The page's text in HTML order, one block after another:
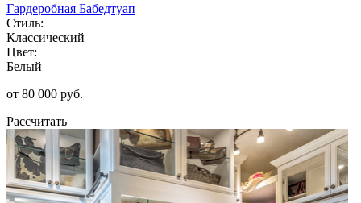
Гардеробная Бабедтуап
Стиль:
Классический
Цвет:
Белый
от 80 000 руб.
Рассчитать